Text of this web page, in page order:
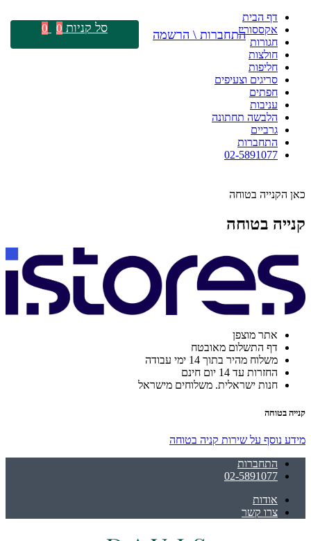
דף הבית
אקססוריז
חגורות
חולצות
חליפות
סריגים וצעיפים
חפתים
עניבות
הלבשה תחתונה
גרביים
התחברות
02-5891077
כאן הקנייה בטוחה
קנייה בטוחה
אתר מוצפן
דף התשלום מאובטח
משלוח מהיר בתוך 14 ימי עבודה
החזרות עד 14 יום חינם
חנות ישראלית. משלוחים מישראל
קנייה בטוחה
מידע נוסף על שירות קניה בטוחה
התחברות
02-5891077
אודות
צרו קשר
התחברות \ הרשמה סל קניות 0
0